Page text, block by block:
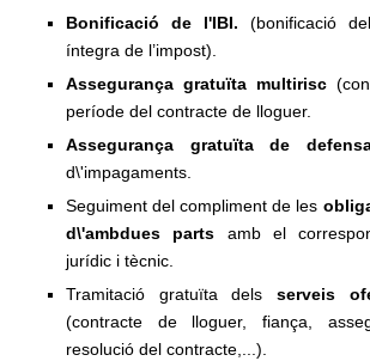
Bonificació de l'IBI. (bonificació
íntegra de l’impost).
Assegurança gratuïta multirisc
període del contracte de lloguer.
Assegurança gratuïta de
d\'impagaments.
Seguiment del compliment de les
d\'ambdues parts amb el
jurídic i tècnic.
Tramitació gratuïta dels serveis
(contracte de lloguer, fiança,
resolució del contracte,...).